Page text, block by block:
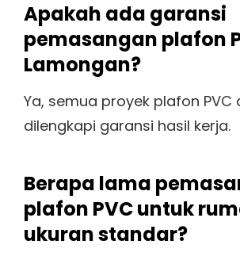
Apakah ada garansi
pemasangan plafon
Lamongan?
Ya, semua proyek plafon PVC
dilengkapi garansi hasil kerja.
Berapa lama
plafon PVC untuk
ukuran standar?